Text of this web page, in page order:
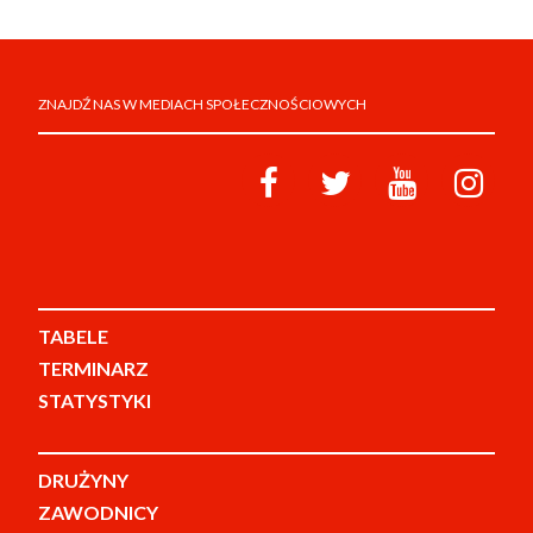
ZNAJDŹ NAS W MEDIACH SPOŁECZNOŚCIOWYCH
TABELE
TERMINARZ
STATYSTYKI
DRUŻYNY
ZAWODNICY